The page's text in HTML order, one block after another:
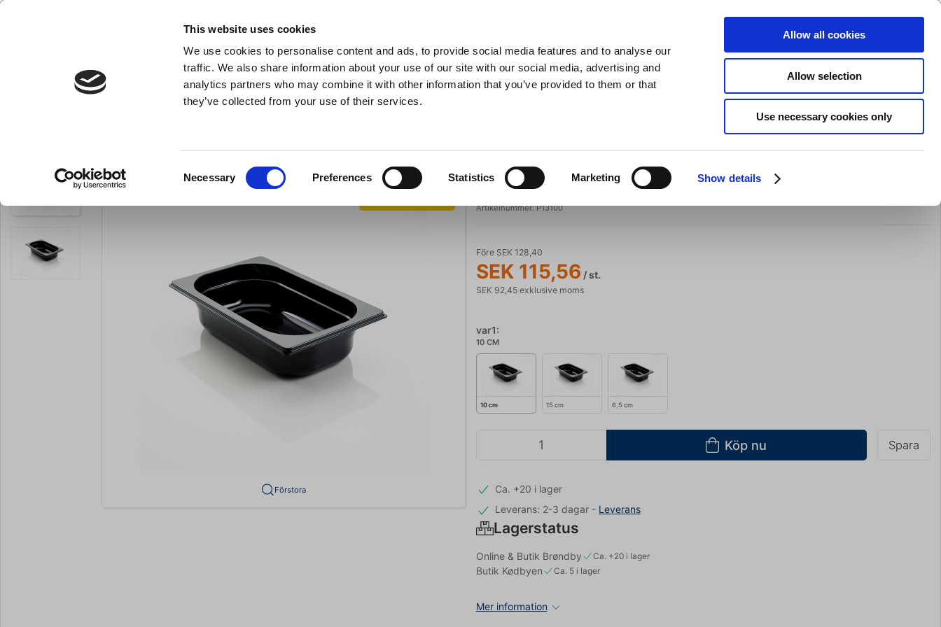
This website uses cookies
We use cookies to personalise content and ads, to provide social media features and to analyse our
traffic. We also share information about your use of our site with our social media, advertising and
analytics partners who may combine it with other information that you’ve provided to them or that
they’ve collected from your use of their services.
Necessary Preferences Statistics Marketing Show details
Allow all cookies
Allow selection
Use necessary cookies only
- Allt vad du behöver till ditt kök Sök Kundvagn (0)
Bakredskap Kok- och stekkärl Grillar Köksmaskiner Restaurangkläder Erbjurdanden Brands
Förstora
Spara 10%
Inox Macel
Svart GN-behållare 1/3 GN
Artikelnummer:P13100
Före SEK 128,40
SEK 115,56 / st.
SEK 92,45 exklusive moms
var1:
10 CM
10 cm 15 cm 6,5 cm
Köp nu Spara
Ca. +20 i lager
Leverans: 2-3 dagar - Leverans
Lagerstatus
Online & Butik Brøndby Ca. +20 i lager
Butik Kødbyen Ca. 5 i lager
Mer information